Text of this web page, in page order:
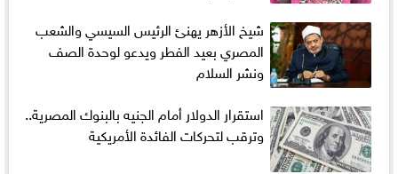
شيخ الأزهر يهنئ الرئيس السيسي والشعب
المصري بعيد الفطر ويدعو لوحدة الصف
ونشر السلام
استقرار الدولار أمام الجنيه بالبنوك المصرية..
وترقب لتحركات الفائدة الأمريكية